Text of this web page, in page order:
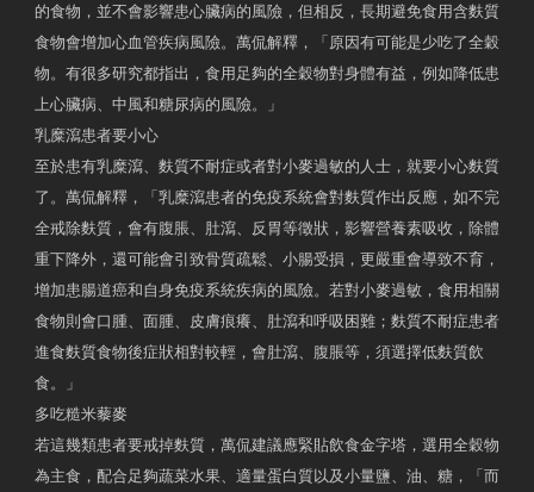
的食物，並不會影響患心臟病的風險，但相反，長期避免食用含麩質
食物會增加心血管疾病風險。萬侃解釋，「原因有可能是少吃了全穀
物。有很多研究都指出，食用足夠的全穀物對身體有益，例如降低患
上心臟病、中風和糖尿病的風險。」
乳糜瀉患者要小心
至於患有乳糜瀉、麩質不耐症或者對小麥過敏的人士，就要小心麩質
了。萬侃解釋，「乳糜瀉患者的免疫系統會對麩質作出反應，如不完
全戒除麩質，會有腹脹、肚瀉、反胃等徵狀，影響營養素吸收，除體
重下降外，還可能會引致骨質疏鬆、小腸受損，更嚴重會導致不育，
增加患腸道癌和自身免疫系統疾病的風險。若對小麥過敏，食用相關
食物則會口腫、面腫、皮膚痕癢、肚瀉和呼吸困難；麩質不耐症患者
進食麩質食物後症狀相對較輕，會肚瀉、腹脹等，須選擇低麩質飲
食。」
多吃糙米藜麥
若這幾類患者要戒掉麩質，萬侃建議應緊貼飲食金字塔，選用全穀物
為主食，配合足夠蔬菜水果、適量蛋白質以及小量鹽、油、糖，「而